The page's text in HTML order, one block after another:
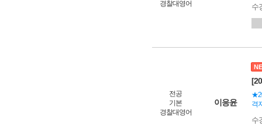
경찰대영어
수
전공
기본
경찰대영어
이응윤
격
수